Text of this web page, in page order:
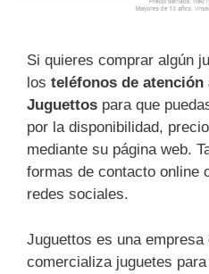
Si quieres comprar algún
los teléfonos de atención
Juguettos para que
por la disponibilidad,
mediante su página web.
formas de contacto online
redes sociales.
Juguettos es una
comercializa juguetes